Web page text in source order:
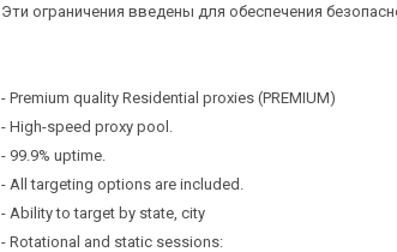
Эти ограничения введены для обеспечения
- Premium quality Residential proxies (PREMIUM)
- High-speed proxy pool.
- 99.9% uptime.
- All targeting options are included.
- Ability to target by state, city
- Rotational and static sessions: